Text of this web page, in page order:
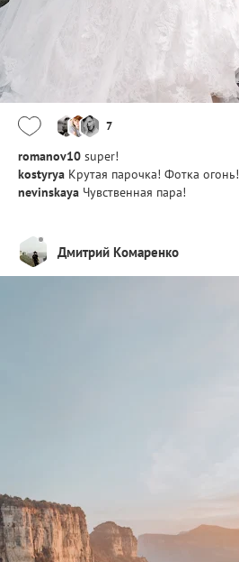
7
romanov10 super!
kostyrya Крутая парочка! Фотка огонь!
nevinskaya Чувственная пара!
Дмитрий Комаренко